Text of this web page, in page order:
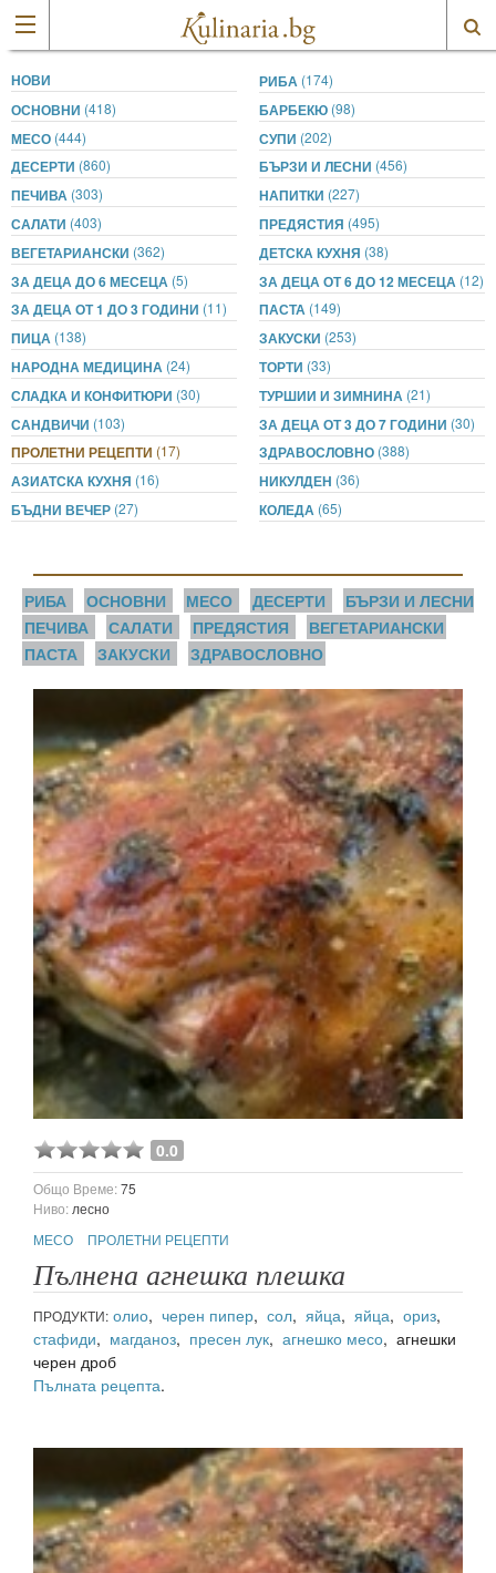
НОВИ РИБА (174)
ОСНОВНИ (418) БАРБЕКЮ (98)
МЕСО (444) СУПИ (202)
ДЕСЕРТИ (860) БЪРЗИ И ЛЕСНИ (456)
ПЕЧИВА (303) НАПИТКИ (227)
САЛАТИ (403) ПРЕДЯСТИЯ (495)
ВЕГЕТАРИАНСКИ (362) ДЕТСКА КУХНЯ (38)
ЗА ДЕЦА ДО 6 МЕСЕЦА (5) ЗА ДЕЦА ОТ 6 ДО 12 МЕСЕЦА (12)
ЗА ДЕЦА ОТ 1 ДО 3 ГОДИНИ (11) ПАСТА (149)
ПИЦА (138) ЗАКУСКИ (253)
НАРОДНА МЕДИЦИНА (24) ТОРТИ (33)
СЛАДКА И КОНФИТЮРИ (30) ТУРШИИ И ЗИМНИНА (21)
САНДВИЧИ (103) ЗА ДЕЦА ОТ 3 ДО 7 ГОДИНИ (30)
ПРОЛЕТНИ РЕЦЕПТИ (17) ЗДРАВОСЛОВНО (388)
АЗИАТСКА КУХНЯ (16) НИКУЛДЕН (36)
БЪДНИ ВЕЧЕР (27) КОЛЕДА (65)
РИБА ОСНОВНИ МЕСО ДЕСЕРТИ
БЪРЗИ И ЛЕСНИ
ПЕЧИВА
САЛАТИ ПРЕДЯСТИЯ
ВЕГЕТАРИАНСКИ
ПАСТА
ЗАКУСКИ ЗДРАВОСЛОВНО
0.0
Общо Време:75
Ниво: лесно
МЕСО
ПРОЛЕТНИ РЕЦЕПТИ
Пълнена агнешка плешка
ПРОДУКТИ: олио, черен пипер, сол, яйца, яйца, ориз,
стафиди, магданоз, пресен лук, агнешко месо, агнешки
черен дроб
Пълната рецепта.